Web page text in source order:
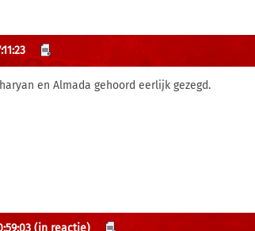
en Almada gehoord eerlijk gezegd.
(in reactie)